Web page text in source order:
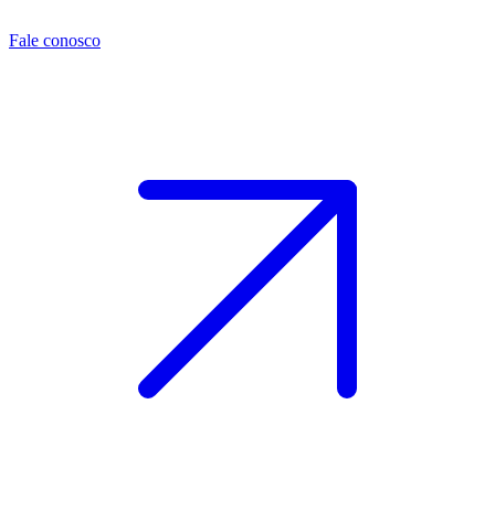
Fale conosco